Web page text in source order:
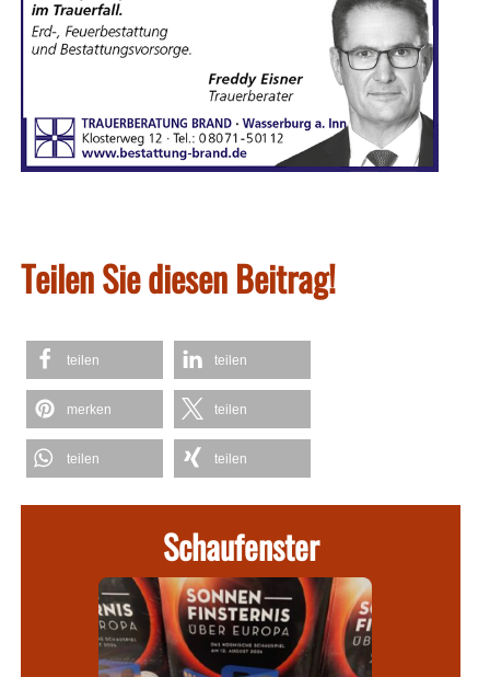
Teilen Sie diesen Beitrag!
teilen teilen
merken teilen
teilen teilen
Schaufenster